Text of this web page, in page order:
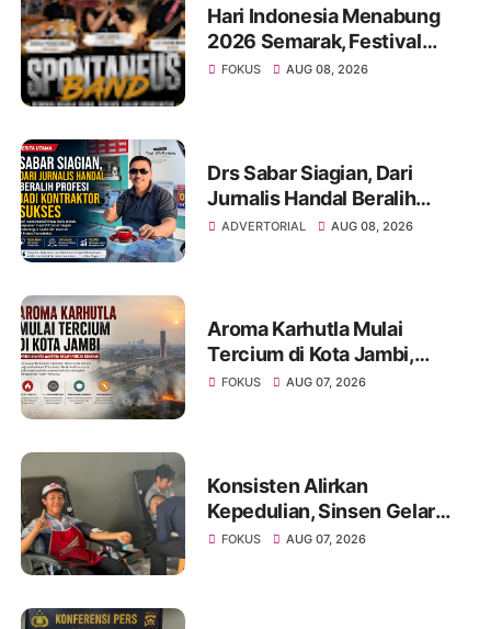
Hari Indonesia Menabung
2026 Semarak, Festival
Band Pelajar dan Mahasiswa
2
FOKUS AUG 08, 2026
Drs Sabar Siagian, Dari
Jurnalis Handal Beralih
Profesi Jadi Kontraktor
ADVERTORIAL AUG 08, 2026
Aroma Karhutla Mulai
Tercium di Kota Jambi,
Warga Diminta Waspada
FOKUS AUG 07, 2026
Konsisten Alirkan
Kepedulian, Sinsen Gelar
Donor Darah ke-23 dalam
FOKUS AUG 07, 2026